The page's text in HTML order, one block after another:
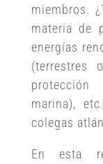
miembros.
materia de
energías
(terrestres
protección
marina),
colegas
En esta